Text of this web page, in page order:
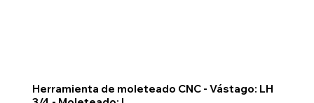
Herramienta de moleteado CNC - Vástago: LH